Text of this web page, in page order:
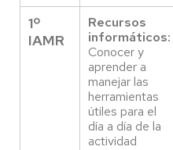
1º
IAMR
Recursos
informáticos:
Conocer y
aprender a
manejar las
herramientas
útiles para el
día a día de la
actividad